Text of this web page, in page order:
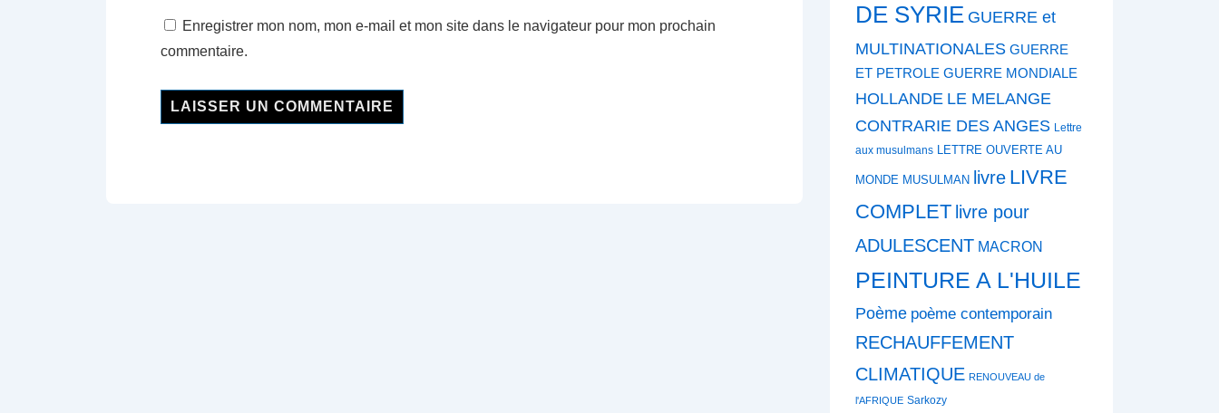
Enregistrer mon nom, mon e-mail et mon site dans le navigateur pour mon prochain
commentaire.
DE SYRIE GUERRE et
MULTINATIONALES GUERRE
ET PETROLE GUERRE MONDIALE
HOLLANDE LE MELANGE
CONTRARIE DES ANGES Lettre
aux musulmans LETTRE OUVERTE AU
MONDE MUSULMAN livre LIVRE
COMPLET livre pour
ADULESCENT MACRON
PEINTURE A L'HUILE
Poème poème contemporain
RECHAUFFEMENT
CLIMATIQUE RENOUVEAU de
l'AFRIQUE Sarkozy